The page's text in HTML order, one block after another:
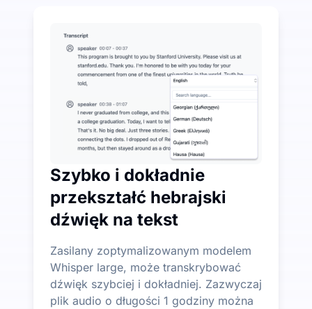
UniScribe oferuje 120 minut darmowej
Więcej funkcji AI dostępnych poza transkrypcją
Automatycznie generuj podsumowania, mapy
Szybko i dokładnie
przekształć hebrajski
dźwięk na tekst
Zasilany zoptymalizowanym modelem
Whisper large, może transkrybować
dźwięk szybciej i dokładniej. Zazwyczaj
plik audio o długości 1 godziny można